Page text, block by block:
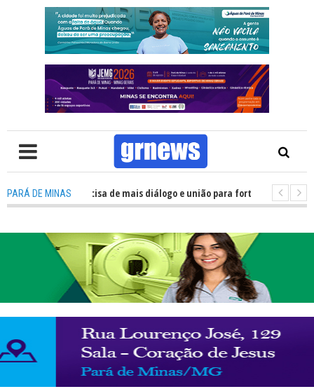
PARÁ DE MINAS
Política precisa de mais diálogo e união para fortalecer Minas e Pará